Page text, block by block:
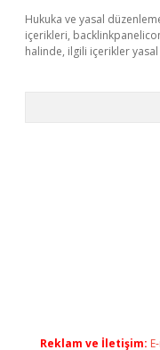
Hukuka ve yasal
içerikleri,
halinde, ilgili içerikler
Reklam ve İletişim: